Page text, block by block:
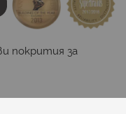
покрития за